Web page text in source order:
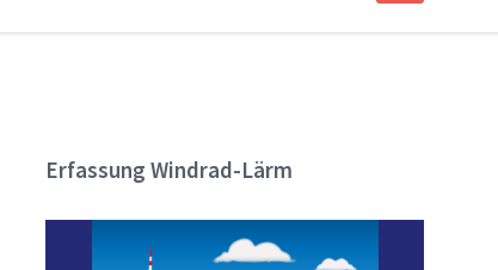
Erfassung Windrad-Lärm